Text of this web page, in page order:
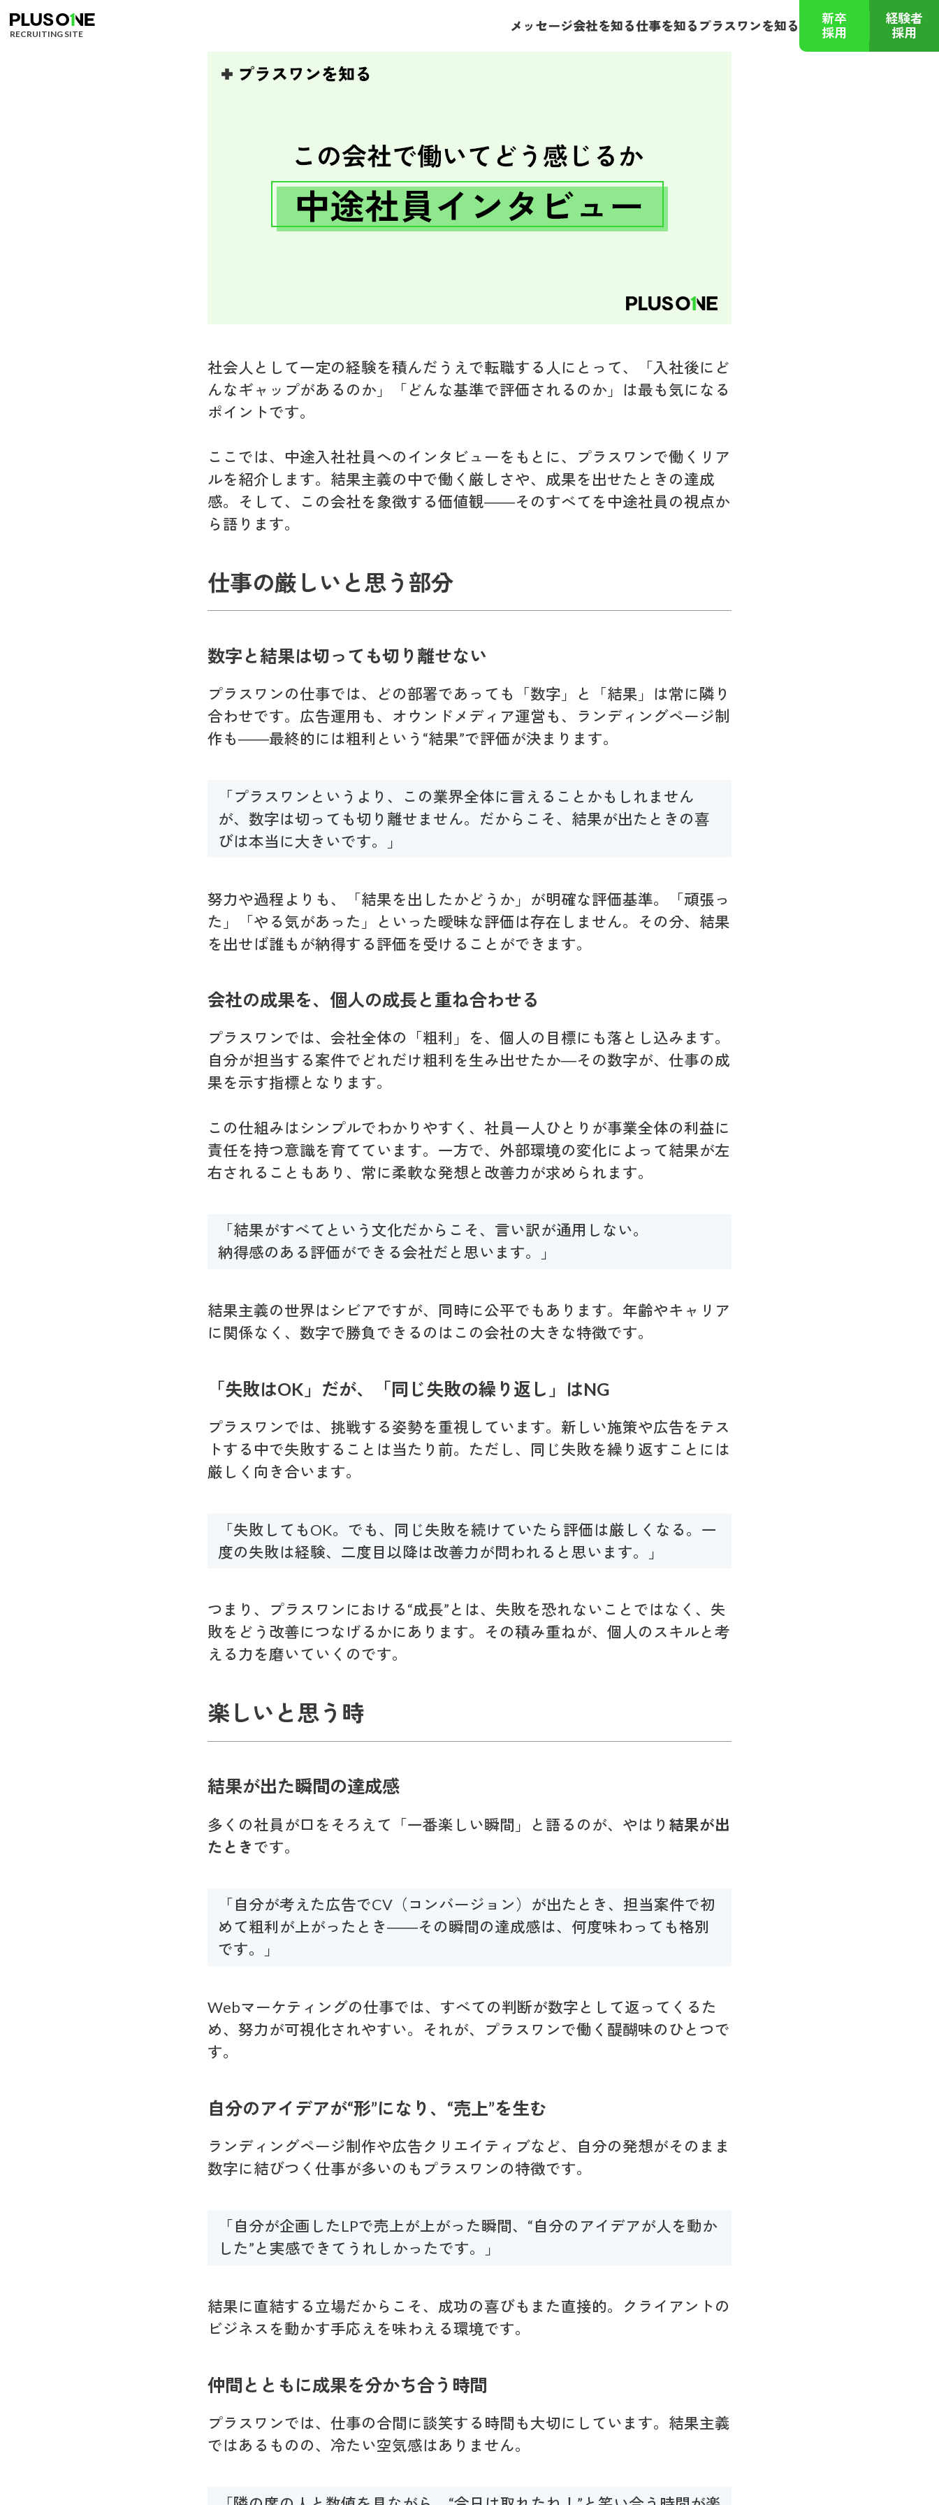
RECRUITING SITE
メッセージ会社を知る仕事を知る プラスワンを知る
新卒
採用
経験者
採用
社会人として一定の経験を積んだうえで転職する人にとって、「入社後にど
んなギャップがあるのか」「どんな基準で評価されるのか」は最も気になる
ポイントです。
ここでは、中途入社社員へのインタビューをもとに、プラスワンで働くリア
ルを紹介します。結果主義の中で働く厳しさや、成果を出せたときの達成
感。そして、この会社を象徴する価値観――そのすべてを中途社員の視点か
ら語ります。
仕事の厳しいと思う部分
数字と結果は切っても切り離せない
プラスワンの仕事では、どの部署であっても「数字」と「結果」は常に隣り
合わせです。広告運用も、オウンドメディア運営も、ランディングページ制
作も――最終的には粗利という“結果”で評価が決まります。
「プラスワンというより、この業界全体に言えることかもしれません
が、数字は切っても切り離せません。だからこそ、結果が出たときの喜
びは本当に大きいです。」
努力や過程よりも、「結果を出したかどうか」が明確な評価基準。「頑張っ
た」「やる気があった」といった曖昧な評価は存在しません。その分、結果
を出せば誰もが納得する評価を受けることができます。
会社の成果を、個人の成長と重ね合わせる
プラスワンでは、会社全体の「粗利」を、個人の目標にも落とし込みます。
自分が担当する案件でどれだけ粗利を生み出せたか―その数字が、仕事の成
果を示す指標となります。
この仕組みはシンプルでわかりやすく、社員一人ひとりが事業全体の利益に
責任を持つ意識を育てています。一方で、外部環境の変化によって結果が左
右されることもあり、常に柔軟な発想と改善力が求められます。
「結果がすべてという文化だからこそ、言い訳が通用しない。
納得感のある評価ができる会社だと思います。」
結果主義の世界はシビアですが、同時に公平でもあります。年齢やキャリア
に関係なく、数字で勝負できるのはこの会社の大きな特徴です。
「失敗はOK」だが、「同じ失敗の繰り返し」はNG
プラスワンでは、挑戦する姿勢を重視しています。新しい施策や広告をテス
トする中で失敗することは当たり前。ただし、同じ失敗を繰り返すことには
厳しく向き合います。
「失敗してもOK。でも、同じ失敗を続けていたら評価は厳しくなる。一
度の失敗は経験、二度目以降は改善力が問われると思います。」
つまり、プラスワンにおける“成長”とは、失敗を恐れないことではなく、失
敗をどう改善につなげるかにあります。その積み重ねが、個人のスキルと考
える力を磨いていくのです。
楽しいと思う時
結果が出た瞬間の達成感
多くの社員が口をそろえて「一番楽しい瞬間」と語るのが、やはり 結果が出
たときです。
「自分が考えた広告でCV（コンバージョン）が出たとき、担当案件で初
めて粗利が上がったとき――その瞬間の達成感は、何度味わっても格別
です。」
Webマーケティングの仕事では、すべての判断が数字として返ってくるた
め、努力が可視化されやすい。それが、プラスワンで働く醍醐味のひとつで
す。
自分のアイデアが“形”になり、“売上”を生む
ランディングページ制作や広告クリエイティブなど、自分の発想がそのまま
数字に結びつく仕事が多いのもプラスワンの特徴です。
「自分が企画したLPで売上が上がった瞬間、“自分のアイデアが人を動か
した”と実感できてうれしかったです。」
結果に直結する立場だからこそ、成功の喜びもまた直接的。クライアントの
ビジネスを動かす手応えを味わえる環境です。
仲間とともに成果を分かち合う時間
プラスワンでは、仕事の合間に談笑する時間も大切にしています。結果主義
ではあるものの、冷たい空気感はありません。